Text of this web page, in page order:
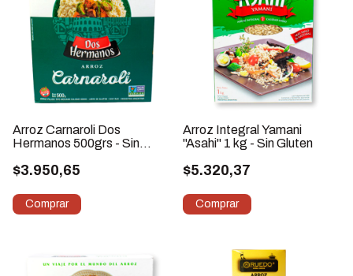
Arroz Carnaroli Dos
Hermanos 500grs - Sin
$3.950,65
Arroz Integral Yamani
"Asahi" 1 kg - Sin Gluten
$5.320,37